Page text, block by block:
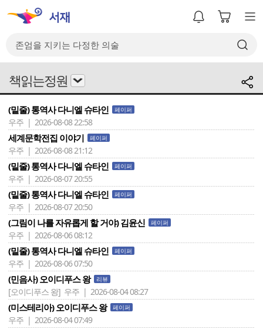
책읽는정원
(밑줄) 통역사 다니엘 슈타인 페이퍼
우주 | 2026-08-08 22:58
세계문학전집 이야기 페이퍼
우주 | 2026-08-08 21:12
(밑줄) 통역사 다니엘 슈타인 페이퍼
우주 | 2026-08-07 20:55
(밑줄) 통역사 다니엘 슈타인 페이퍼
우주 | 2026-08-07 20:50
(그림이 나를 자유롭게 할 거야) 김윤신 페이퍼
우주 | 2026-08-06 08:12
(밑줄) 통역사 다니엘 슈타인 페이퍼
우주 | 2026-08-06 07:50
(민음사) 오이디푸스 왕 리뷰
[오이디푸스 왕] 우주 | 2026-08-04 08:27
(미스테리아) 오이디푸스 왕 페이퍼
우주 | 2026-08-04 07:49